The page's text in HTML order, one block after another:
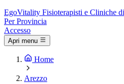
EgoVitality Fisioterapisti e Cliniche
Per Provincia
Accesso
Apri menu
Home
Arezzo